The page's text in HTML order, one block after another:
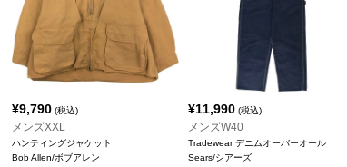
¥9,790 (税込)
メンズXXL
ハンティングジャケット
Bob Allen/ボブアレン
¥11,990 (税込)
メンズW40
Tradewear デニムオーバーオール
Sears/シアーズ